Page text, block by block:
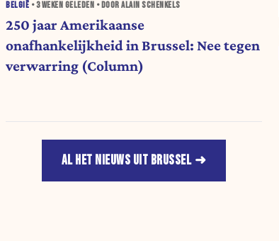
BELGIË •3 WEKEN GELEDEN • DOOR ALAIN SCHENKELS
250 jaar Amerikaanse
onafhankelijkheid in Brussel: Nee tegen
verwarring (Column)
AL HET NIEUWS UIT BRUSSEL